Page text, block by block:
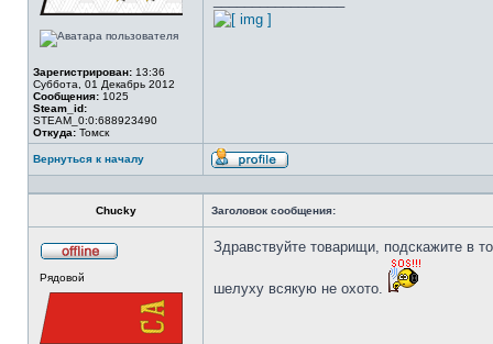
Зарегистрирован: 13:36
Суббота, 01 Декабрь 2012
Сообщения: 1025
Steam_id:
STEAM_0:0:688923490
Откуда: Томск
Вернуться к началу
Профиль
Chucky Заголовок сообщения:
сети
Рядовой
Здравствуйте товарищи, подскажите в
шелуху всякую не охото.